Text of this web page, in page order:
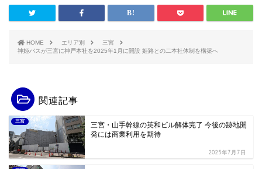
HOME エリア別
三宮
神姫バスが三宮に神戸本社を2025年1月に開設 姫路との二本社体制を構築へ
関連記事
三宮
三宮・山手幹線の英和ビル解体完了 今後の跡地開
発には商業利用を期待
2025年7月7日